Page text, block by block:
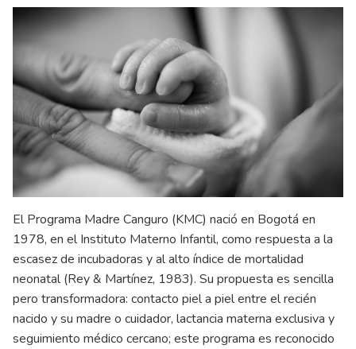
El Programa Madre Canguro (KMC) nació en Bogotá en
1978, en el Instituto Materno Infantil, como respuesta a la
escasez de incubadoras y al alto índice de mortalidad
neonatal (Rey & Martínez, 1983). Su propuesta es sencilla
pero transformadora: contacto piel a piel entre el recién
nacido y su madre o cuidador, lactancia materna exclusiva y
seguimiento médico cercano; este programa es reconocido